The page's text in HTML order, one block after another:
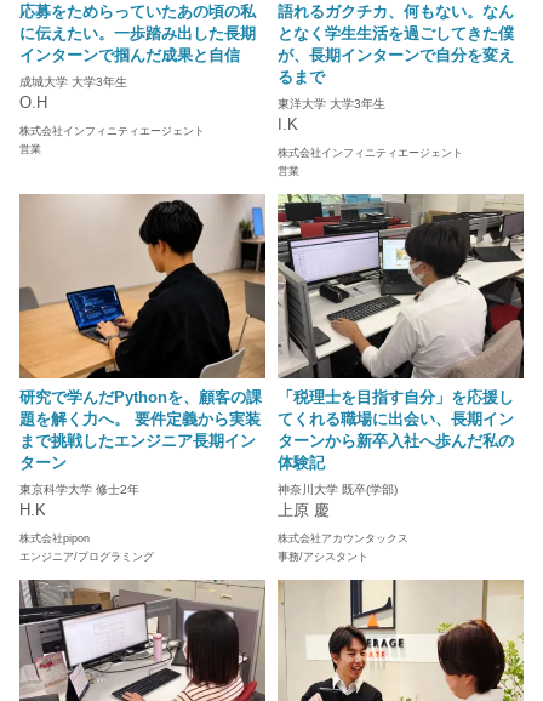
応募をためらっていたあの頃の私
に伝えたい。一歩踏み出した長期
インターンで掴んだ成果と自信
成城大学 大学3年生
O.H
株式会社インフィニティエージェント
営業
語れるガクチカ、何もない。なん
となく学生生活を過ごしてきた僕
が、長期インターンで自分を変え
るまで
東洋大学 大学3年生
I.K
株式会社インフィニティエージェント
営業
研究で学んだPythonを、顧客の課
題を解く力へ。 要件定義から実装
まで挑戦したエンジニア長期イン
ターン
東京科学大学 修士2年
H.K
株式会社pipon
エンジニア/プログラミング
「税理士を目指す自分」を応援し
てくれる職場に出会い、長期イン
ターンから新卒入社へ歩んだ私の
体験記
神奈川大学 既卒(学部)
上原 慶
株式会社アカウンタックス
事務/アシスタント